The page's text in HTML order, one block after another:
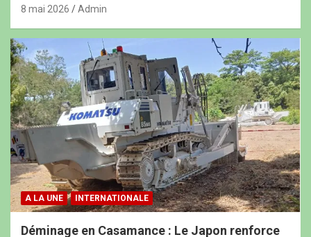
8 mai 2026 Admin
A LA UNE INTERNATIONALE
Déminage en Casamance : Le Japon renforce